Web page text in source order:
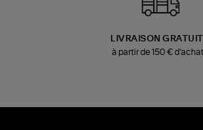
LIVRAISON
à partir de 150 €